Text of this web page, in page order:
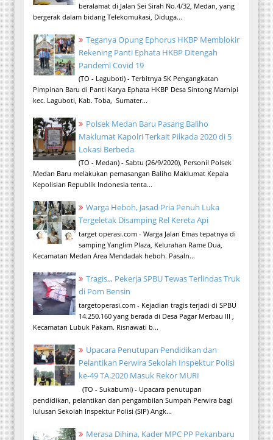
beralamat di Jalan Sei Sirah No.4/32, Medan, yang
bergerak dalam bidang Telekomukasi, Diduga...
Teganya Opung Ephorus HKBP Memblokir
Rekening Panti Ephata HKBP Ditengah
Pandemi Covid 19
(TO - Laguboti) - Terbitnya SK Pengangkatan
Pimpinan Baru di Panti Karya Ephata HKBP Desa Sintong Marnipi
kec. Laguboti, Kab. Toba, Sumater...
Polsek Medan Baru Pasang Baliho
Maklumat Kapolri Terkait Pilkada 2020 di 5
Lokasi Berbeda
(TO - Medan) - Sabtu (26/9/2020), Personil Polsek
Medan Baru melakukan pemasangan Baliho Maklumat Kepala
Kepolisian Republik Indonesia tenta...
Warga Heboh, Jasad Pria Penuh Luka
Tergeletak Disamping Rel Kereta Api
target operasi.com - Warga Jalan Emas tepatnya di
samping Yanglim Plaza, Kelurahan Rame Dua,
Kecamatan Medan Area Mendadak heboh. Pasaln...
Tragis,,, Pekerja SPBU Tewas Terlindas Truk
di Pom Bensin
targetoperasi.com - Kejadian tragis terjadi di SPBU
14.250.160 yang berada di Desa Pagar Merbau III ,
Kecamatan Lubuk Pakam. Risnawati b...
Upacara Penutupan Pendidikan dan
Pelantikan Perwira Sekolah Inspektur Polisi
ke-49 TA.2020 Masuk Rekor MURI
(TO - Sukabumi) - Upacara penutupan
pendidikan, pelantikan dan pengambilan Sumpah Perwira bagi
lulusan Sekolah Inspektur Polisi (SIP) Angk...
Merasa Dihina, Kader MPC PP Pekanbaru